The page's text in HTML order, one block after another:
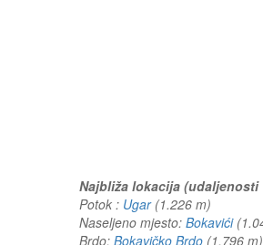
Najbliža lokacija
Potok : Ugar(1.226 m)
Naseljeno mjesto: Bokavići
Brdo: Bokavičko Brdo (1.796